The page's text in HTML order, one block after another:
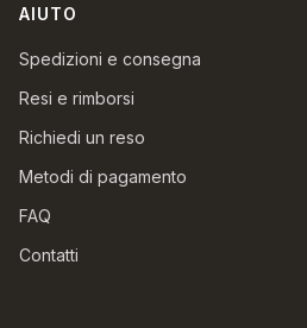
AIUTO
Spedizioni e consegna
Resi e rimborsi
Richiedi un reso
Metodi di pagamento
FAQ
Contatti